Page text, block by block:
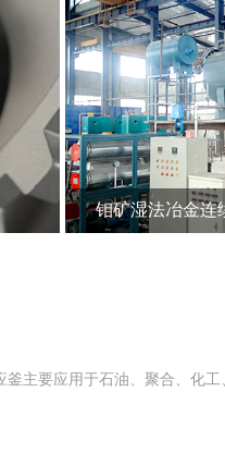
钼矿湿法冶金连
釜主要应用于石油、聚合、化